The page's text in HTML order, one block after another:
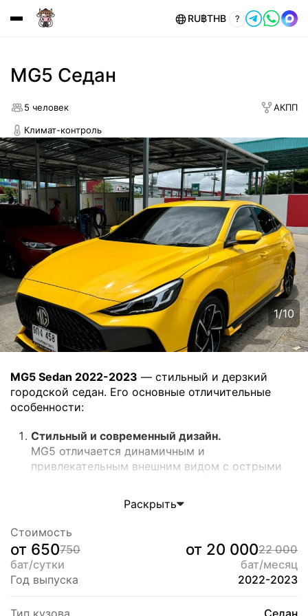
RU฿THB ?
MG5 Седан
5 человек АКПП
Климат-контроль
1/10
MG5 Sedan 2022-2023 — стильный и дерзкий
городской седан. Его основные отличительные
особенности:
Стильный и современный дизайн.
MG5 отличается динамичным и
привлекательным внешним видом с острыми
радиатора и светодиодными фарами, что
создаёт современный и спортивный образ.
Просторный и комфортный интерьер.
Автомобиль предлагает просторный салон с
качественными материалами, удобными
сиденьями и большим багажником, идеально
подходящим для семейных поездок и деловых
Раскрыть
Стоимость
от 650750
бат/сутки
от 20 00022 000
бат/месяц
Год выпуска
2022-2023